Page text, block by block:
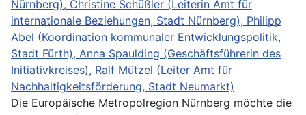
Die Europäische Metropolregion Nürnberg möchte die